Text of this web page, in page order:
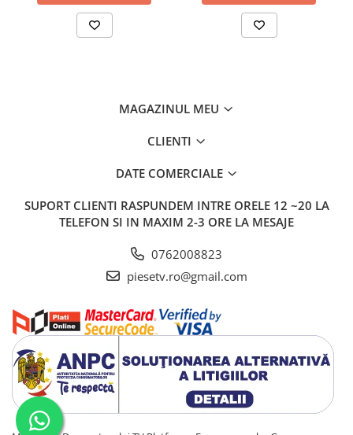
MAGAZINUL MEU
CLIENTI
DATE COMERCIALE
SUPORT CLIENTI RASPUNDEM INTRE ORELE 12 ~20 LA
TELEFON SI IN MAXIM 2-3 ORE LA MESAJE
0762008823
piesetv.ro@gmail.com